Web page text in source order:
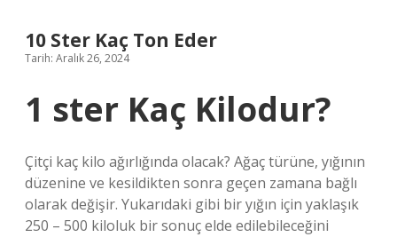
10 Ster Kaç Ton Eder
Tarih: Aralık 26, 2024
1 ster Kaç Kilodur?
Çitçi kaç kilo ağırlığında olacak? Ağaç türüne, yığının
düzenine ve kesildikten sonra geçen zamana bağlı
olarak değişir. Yukarıdaki gibi bir yığın için yaklaşık
250 – 500 kiloluk bir sonuç elde edilebileceğini